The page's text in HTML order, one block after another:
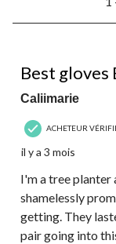
8
commentaire.
Best gloves
Caliimarie
ACHETEUR
il y a 3 mois
I'm a tree planter
shamelessly
getting. They
pair going into